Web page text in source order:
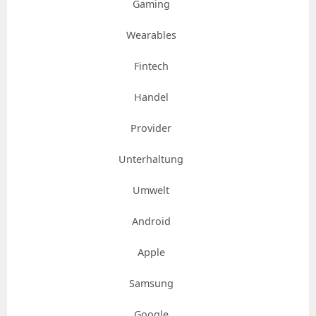
Gaming
Wearables
Fintech
Handel
Provider
Unterhaltung
Umwelt
Android
Apple
Samsung